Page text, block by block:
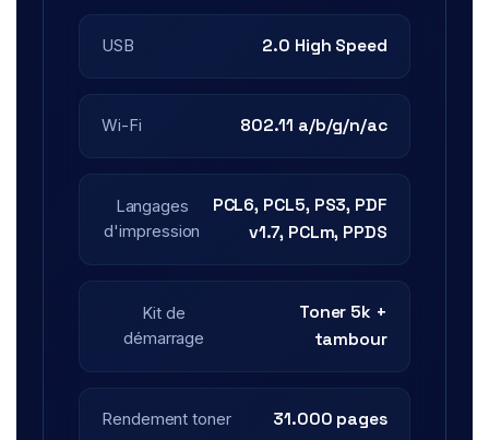
USB 2.0 High Speed
Wi-Fi 802.11 a/b/g/n/ac
Langages
d'impression
PCL6, PCL5, PS3, PDF
v1.7, PCLm, PPDS
Kit de
démarrage
Toner 5k +
tambour
Rendement toner 31.000 pages